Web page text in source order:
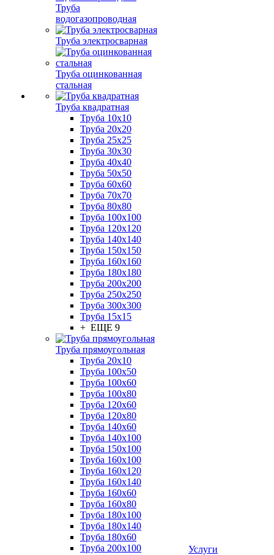
Труба
водогазопроводная
Труба электросварная
Труба оцинкованная
стальная
Труба квадратная
Труба 10x10
Труба 20x20
Труба 25x25
Труба 30x30
Труба 40x40
Труба 50x50
Труба 60x60
Труба 70x70
Труба 80x80
Труба 100x100
Труба 120x120
Труба 140x140
Труба 150x150
Труба 160x160
Труба 180x180
Труба 200x200
Труба 250x250
Труба 300x300
Труба 15x15
+ ЕЩЕ 9
Труба прямоугольная
Труба 20x10
Труба 100x50
Труба 100x60
Труба 100x80
Труба 120x60
Труба 120x80
Труба 140x60
Труба 140x100
Труба 150x100
Труба 160x100
Труба 160x120
Труба 160x140
Труба 160x60
Труба 160x80
Труба 180x100
Труба 180x140
Труба 180x60
Труба 200x100
Услуги